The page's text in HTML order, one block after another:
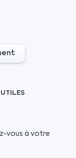
vous à votre